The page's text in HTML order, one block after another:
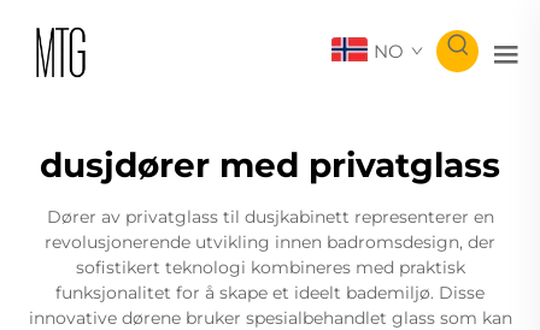
NO
dusjdører med privatglass
Dører av privatglass til dusjkabinett representerer en
revolusjonerende utvikling innen badromsdesign, der
sofistikert teknologi kombineres med praktisk
funksjonalitet for å skape et ideelt bademiljø. Disse
innovative dørene bruker spesialbehandlet glass som kan